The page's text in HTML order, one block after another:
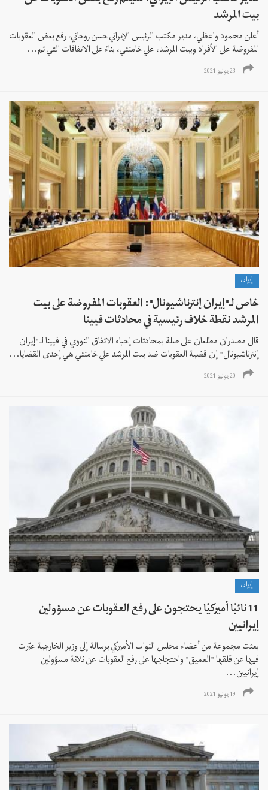
بيت المرشد
أعلن محمود واعظي، مدير مكتب الرئيس الإيراني حسن روحاني، رفع بعض العقوبات
المفروضة على الأفراد وبيت المرشد، علي خامنئي، بناءً على الاتفاقات التي تم...
23 يونيو 2021
إيران
خاص لـ"إيران إنترناشيونال": العقوبات المفروضة على بيت
المرشد نقطة خلاف رئيسية في محادثات فيينا
قال مصدران مطلعان على صلة بمحادثات إحياء الاتفاق النووي في فيينا لـ"إيران
إنترناشيونال" إن قضية العقوبات ضد بيت المرشد علي خامنئي هي إحدى القضايا...
20 يونيو 2021
إيران
11 نائبًا أميركيًا يحتجون على رفع العقوبات عن مسؤولين
إيرانيين
بعثت مجموعة من أعضاء مجلس النواب الأميركي برسالة إلى وزير الخارجية عبّرت
فيها عن قلقها "العميق" واحتجاجها على رفع العقوبات عن ثلاثة مسؤولين
إيرانيين...
19 يونيو 2021